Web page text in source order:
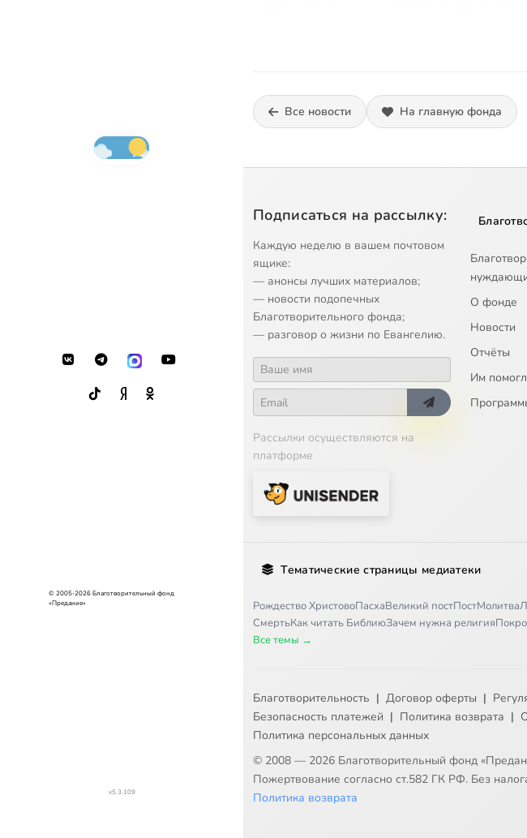
© 2005-2026 Благотворительный фонд
«Предание»
v5.3.109
Все новости На главную фонда
Подписаться на рассылку:
Каждую неделю в вашем почтовом
ящике:
— анонсы лучших материалов;
— новости подопечных
Благотворительного фонда;
— разговор о жизни по Евангелию.
Рассылки осуществляются на
платформе
О фонде
Новости
Отчёты
Им
Тематические страницы медиатеки
Рождество ХристовоПасхаВеликий постПостМолитва
СмертьКак читать БиблиюЗачем нужна религия
Все темы →
Благотворительность | Договор оферты |
Безопасность платежей | Политика возврата |
Политика персональных данных
© 2008 — 2026 Благотворительный фонд
Пожертвование согласно ст.582 ГК РФ. Без
Политика возврата